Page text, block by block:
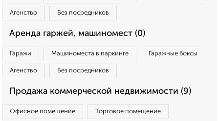
Агенство Без посредников
Аренда гаржей, машиномест (0)
Гаражи Машиноместа в паркинге Гаражные боксы
Агенство Без посредников
Продажа коммерческой недвижимости (9)
Офисное помещение Торговое помещение